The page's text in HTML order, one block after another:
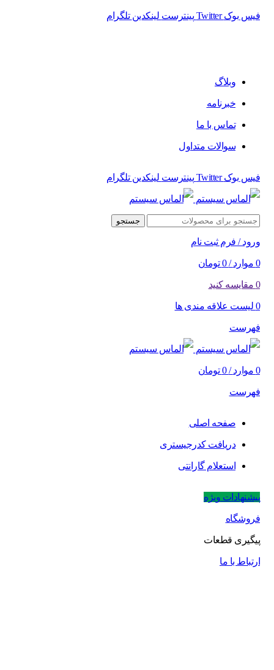
فیس بوک Twitter پینترست لینکدین تلگرام
وبلاگ
خبرنامه
تماس با ما
سوالات متداول
فیس بوک Twitter پینترست لینکدین تلگرام
جستجو
ورود / فرم ثبت نام
0 موارد /
0 تومان
0 مقایسه کنید
0 لیست علاقه مندی ها
فهرست
0 موارد /
0 تومان
فهرست
صفحه اصلی
دریافت کدرجیستری
استعلام گارانتی
پیشنهادات ویژه
فروشگاه
پیگیری قطعات
ارتباط با ما